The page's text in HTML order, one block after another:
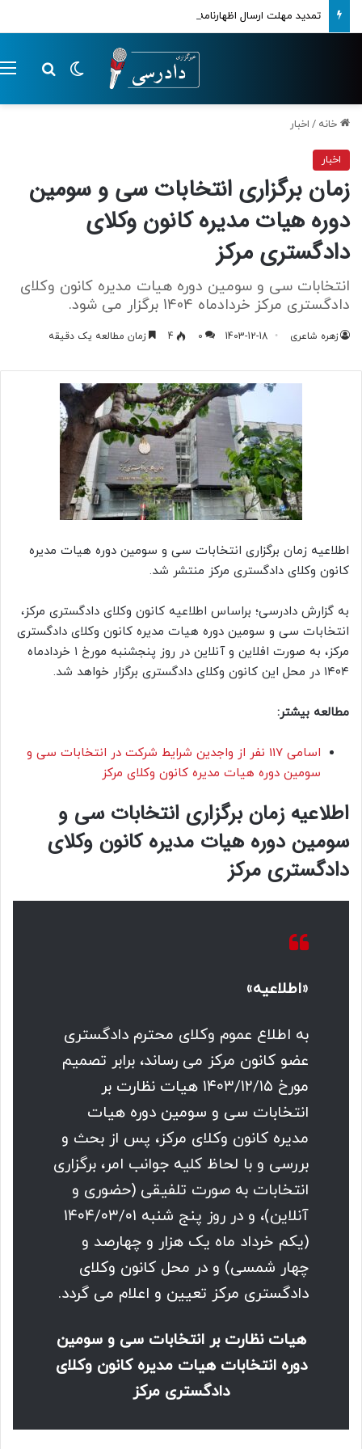
تمدید مهلت ارسال اظهارنامه‌های مالیاتی تا پایان تابستان 1405
تغییر پوسته
خانه / اخبار
اخبار
زمان برگزاری انتخابات سی و سومین
دوره هیات مدیره کانون وکلای
دادگستری مرکز
انتخابات سی و سومین دوره هیات مدیره کانون وکلای
دادگستری مرکز خردادماه 1404 برگزار می شود.
زهره شاعری 1403-12-18
0
4 زمان مطالعه یک دقیقه
اطلاعیه زمان برگزاری انتخابات سی و سومین دوره هیات مدیره
کانون وکلای دادگستری مرکز منتشر شد.
به گزارش دادرسی؛ براساس اطلاعیه کانون وکلای دادگستری مرکز،
انتخابات سی و سومین دوره هیات مدیره کانون وکلای دادگستری
مرکز، به صورت افلاین و آنلاین در روز پنجشنبه مورخ ۱ خردادماه
۱۴۰۴ در محل این کانون وکلای دادگستری برگزار خواهد شد.
مطالعه بیشتر:
اسامی 117 نفر از واجدین شرایط شرکت در انتخابات سی و
سومین دوره هیات مدیره کانون وکلای مرکز
اطلاعیه زمان برگزاری انتخابات سی و
سومین دوره هیات مدیره کانون وکلای
دادگستری مرکز
«اطلاعیه»
به اطلاع عموم وکلای محترم دادگستری
عضو کانون مرکز می رساند، برابر تصمیم
مورخ ۱۴۰۳/۱۲/۱۵ هیات نظارت بر
انتخابات سی و سومین دوره هیات
مدیره کانون وکلای مرکز، پس از بحث و
بررسی و با لحاظ کلیه جوانب امر، برگزاری
انتخابات به صورت تلفیقی (حضوری و
آنلاین)، و در روز پنج شنبه ۱۴۰۴/۰۳/۰۱
(یکم خرداد ماه یک هزار و چهارصد و
چهار شمسی) و در محل کانون وکلای
دادگستری مرکز تعیین و اعلام می گردد.
هیات نظارت بر انتخابات سی و سومین
دوره انتخابات هیات مدیره کانون وکلای
دادگستری مرکز